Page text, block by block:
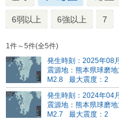
6弱以上 6強以上 7
1件～5件(全5件)
発生時刻：2025年08
震源地：熊本県球磨
M2.8
最大震度：2
発生時刻：2024年04
震源地：熊本県球磨
M2.7
最大震度：2